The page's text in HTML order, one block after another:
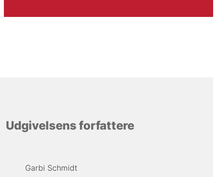
Udgivelsens forfattere
Garbi Schmidt